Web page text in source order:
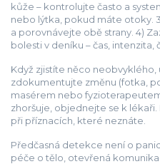
kůže – kontrolujte často a
nebo lýtka, pokud máte otoky.
a porovnávejte obě strany. 4)
bolesti v deníku – čas, intenzita,
Když zjistíte něco neobvyklého,
zdokumentujte změnu (fotka,
masérem nebo
zhoršuje, objednejte se k
při příznacích, které neznáte.
Předčasná detekce není o
péče o tělo, otevřená